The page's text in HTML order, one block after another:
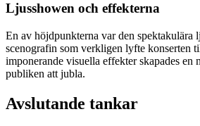
Ljusshowen och effekterna
En av höjdpunkterna var den spektakulära
scenografin som verkligen lyfte konserten
imponerande visuella effekter skapades en
publiken att jubla.
Avslutande tankar